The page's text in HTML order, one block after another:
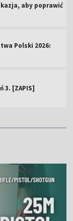
aby poprawić
Polski 2026:
3. [ZAPIS]